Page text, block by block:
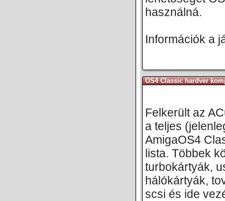
használná.
Információk a
OS4 Classic hardver
Felkerült az
a teljes
AmigaOS4
lista. Többek
turbokártyák,
hálókártyák,
scsi és ide